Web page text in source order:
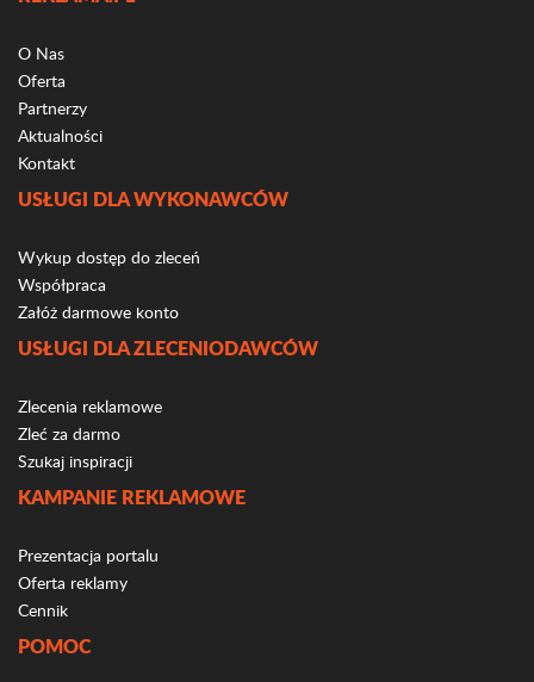
O Nas
Oferta
Partnerzy
Aktualności
Kontakt
USŁUGI DLA WYKONAWCÓW
Wykup dostęp do zleceń
Współpraca
Załóż darmowe konto
USŁUGI DLA ZLECENIODAWCÓW
Zlecenia reklamowe
Zleć za darmo
Szukaj inspiracji
KAMPANIE REKLAMOWE
Prezentacja portalu
Oferta reklamy
Cennik
POMOC